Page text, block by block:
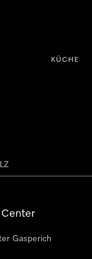
KÜCHE
Gasperich